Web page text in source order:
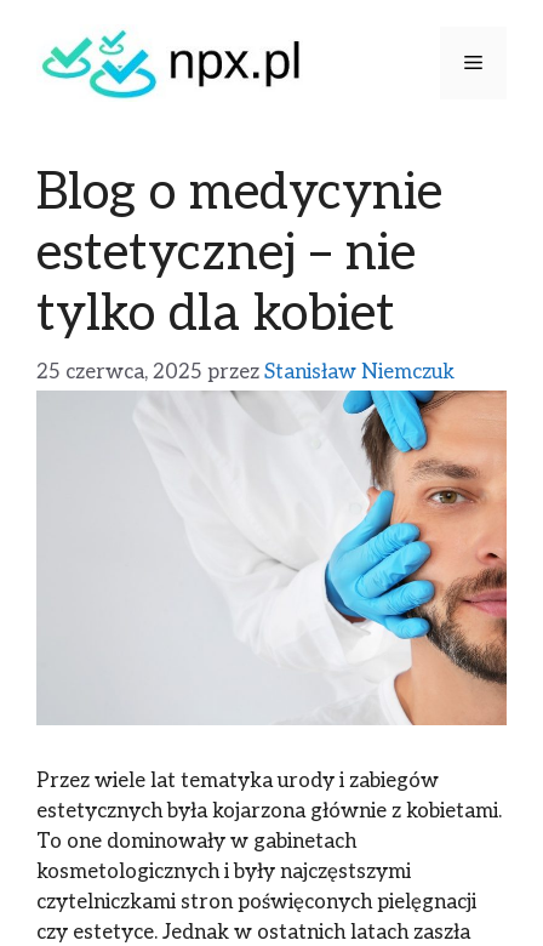
Blog o medycynie
estetycznej – nie
tylko dla kobiet
25 czerwca, 2025 przez Stanisław Niemczuk
Przez wiele lat tematyka urody i zabiegów
estetycznych była kojarzona głównie z kobietami.
To one dominowały w gabinetach
kosmetologicznych i były najczęstszymi
czytelniczkami stron poświęconych pielęgnacji
czy estetyce. Jednak w ostatnich latach zaszła